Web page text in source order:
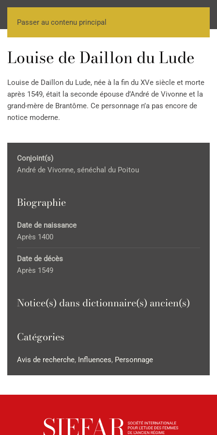
Passer au contenu principal
Louise de Daillon du Lude
Louise de Daillon du Lude, née à la fin du XVe siècle et morte
après 1549, était la seconde épouse d’André de Vivonne et la
grand-mère de Brantôme. Ce personnage n’a pas encore de
notice moderne.
Conjoint(s)
André de Vivonne, sénéchal du Poitou
Biographie
Date de naissance
Après 1400
Date de décès
Après 1549
Notice(s) dans dictionnaire(s) ancien(s)
Catégories
Avis de recherche, Influences, Personnage